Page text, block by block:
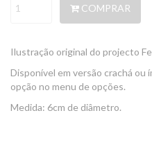
COMPRAR
Ilustração original do projecto
Disponível em versão crachá ou
opção no menu de opções.
Medida: 6cm de diâmetro.